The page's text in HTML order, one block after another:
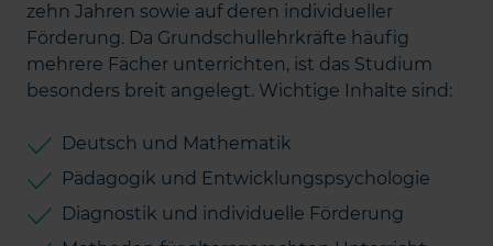
zehn Jahren sowie auf deren individueller
Förderung. Da Grundschullehrkräfte häufig
mehrere Fächer unterrichten, ist das Studium
besonders breit angelegt. Wichtige Inhalte sind:
Deutsch und Mathematik
Pädagogik und Entwicklungspsychologie
Diagnostik und individuelle Förderung